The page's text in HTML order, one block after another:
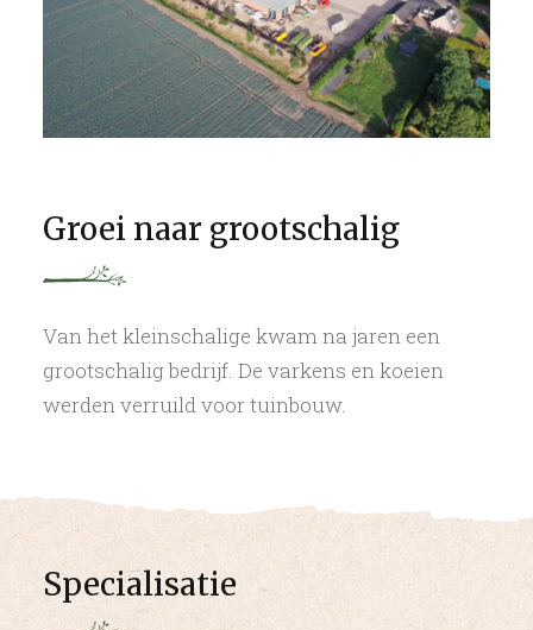
Groei naar grootschalig
Van het kleinschalige kwam na jaren een
grootschalig bedrijf. De varkens en koeien
werden verruild voor tuinbouw.
Specialisatie